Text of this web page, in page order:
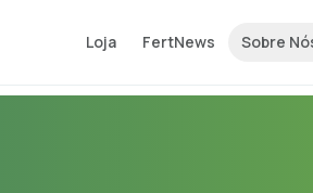
Loja FertNews Sobre